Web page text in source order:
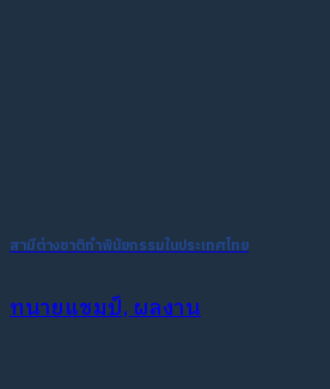
สามีต่างชาติทำพินัยกรรมในประเทศไทย
ทนายแชมป์, ผลงาน